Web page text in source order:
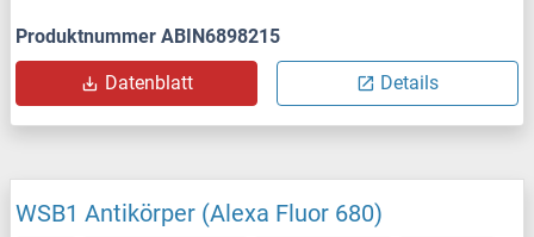
Produktnummer ABIN6898215
Datenblatt Details
WSB1 Antikörper (Alexa Fluor 680)